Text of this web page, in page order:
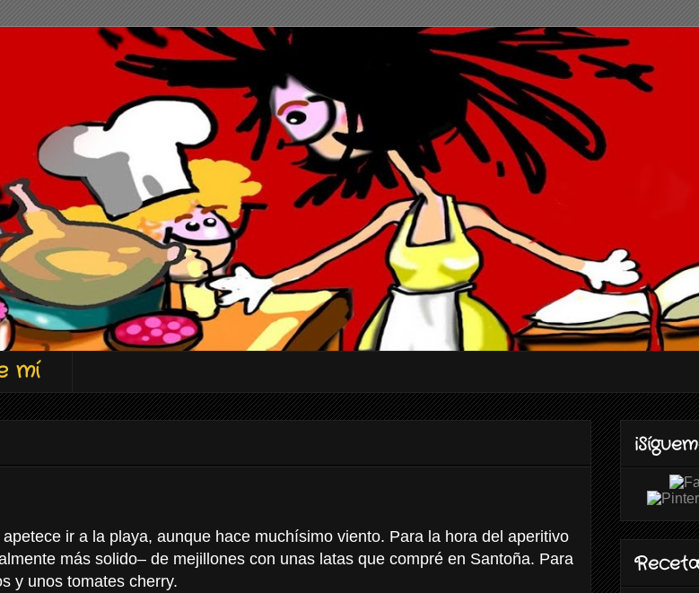
mí
ir a la playa, aunque hace muchísimo viento. Para la hora del aperitivo
más solido– de mejillones con unas latas que compré en Santoña. Para
y unos tomates cherry.